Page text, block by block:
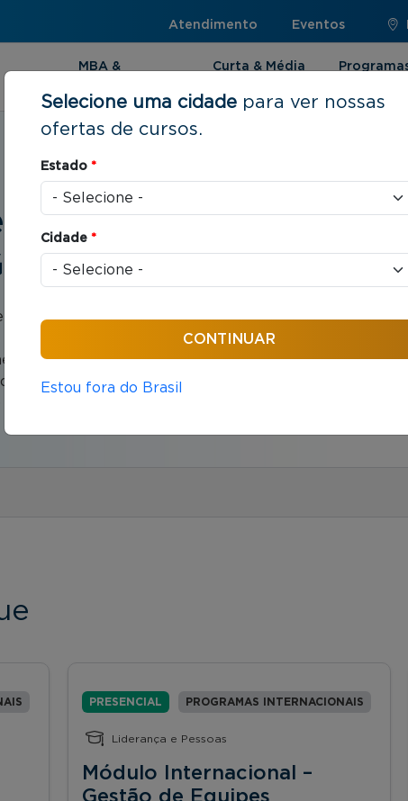
Atendimento Eventos
MBA &
Curta & Média
|
internacional de
Internacionais você
mundial, além de fazer
condições acessíveis e com
PRESENCIAL PROGRAMAS INTERNACIONAIS
Liderança e Pessoas
Módulo Internacional –
Gestão de Equipes
Selecione uma cidade para ver nossas
ofertas de cursos.
Estado *
Cidade *
Estou fora do Brasil